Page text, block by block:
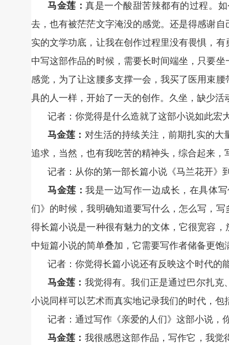
马金莲：真是一个酸甜苦辣都有的过程。
去，也有被茫茫文字淹没的感觉。还是得感谢
实的文学功底，让我在创作过程里没有畏惧，
中写这部作品的时候，需要长时间端坐，只要
感觉，为了让这腰多支撑一会，我买了医用束
具的人一样，开始了一天的创作。久坐，缺少
记者：你觉得是什么造就了这部小说如此宏
马金莲： 对生活的持续关注，前期扎实的
追求，当然，也有我吃苦的精神头，综合起来
记者：从你的第一部长篇小说《马兰花开》
马金莲：我是一边写作一边成长，在具体
们》的时候，我明确知道要写什么，怎么写，
得长篇小说是一种很有魅力的文体，它很宽容
中短篇小说的简单叠加，它需要写作者储备更
记者：你觉得长篇小说还有反映这个时代的
马金莲： 我觉得有。我们正是通过巴尔扎
小说同样可以艺术而真实地记录我们的时代，
记者：通过写作《亲爱的人们》这部小说，
马金莲： 我很感恩这部作品，写作它，我